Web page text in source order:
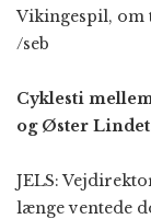
Vikingespil, om
/seb
Cyklesti
og Øster Lindet
JELS:
længe ventede